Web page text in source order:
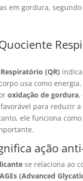
em gordura,
(QR)
usa como energia.
oxidação de gordura,
para reduzir
ele funciona
ação
se relaciona ao
AGEs (Advanced